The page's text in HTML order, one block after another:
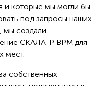
и которые мы могли бы
под запросы наших
мы создали
СКАЛА-Р ВРМ для
мест.
собственных